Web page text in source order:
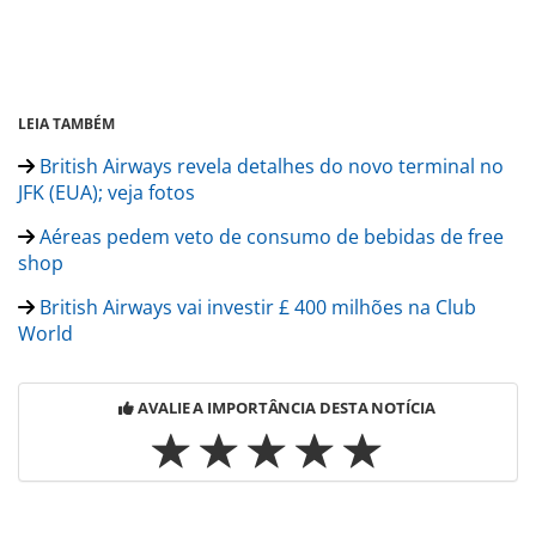
LEIA TAMBÉM
British Airways revela detalhes do novo terminal no
JFK (EUA); veja fotos
Aéreas pedem veto de consumo de bebidas de free
shop
British Airways vai investir £ 400 milhões na Club
World
AVALIE A IMPORTÂNCIA DESTA NOTÍCIA